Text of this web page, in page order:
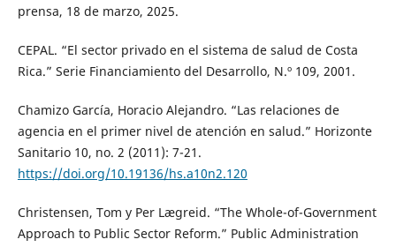
prensa, 18 de marzo, 2025.
CEPAL. “El sector privado en el sistema de salud de Costa
Rica.” Serie Financiamiento del Desarrollo, N.º 109, 2001.
Chamizo García, Horacio Alejandro. “Las relaciones de
agencia en el primer nivel de atención en salud.” Horizonte
Sanitario 10, no. 2 (2011): 7-21.
https://doi.org/10.19136/hs.a10n2.120
Christensen, Tom y Per Lægreid. “The Whole-of-Government
Approach to Public Sector Reform.” Public Administration